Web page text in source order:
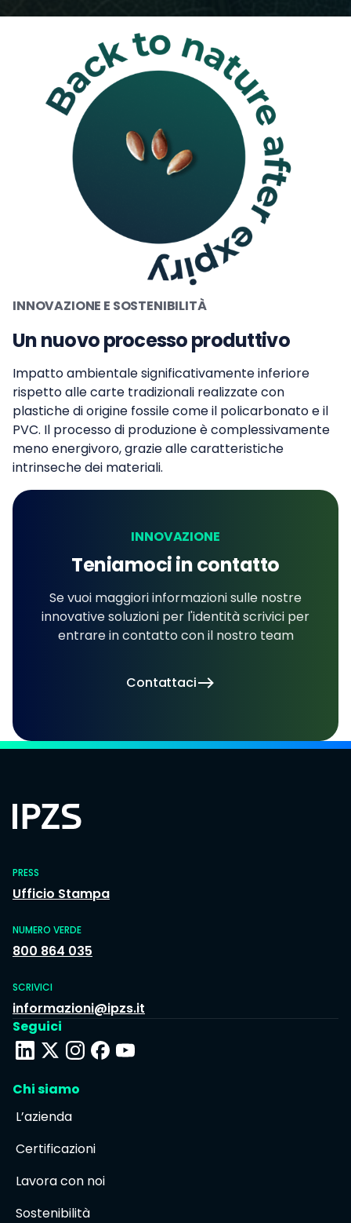
INNOVAZIONE E SOSTENIBILITÀ
Un nuovo processo produttivo
Impatto ambientale significativamente inferiore
rispetto alle carte tradizionali realizzate con
plastiche di origine fossile come il policarbonato e il
PVC. Il processo di produzione è complessivamente
meno energivoro, grazie alle caratteristiche
intrinseche dei materiali.
INNOVAZIONE
Teniamoci in contatto
Se vuoi maggiori informazioni sulle nostre
innovative soluzioni per l'identità scrivici per
entrare in contatto con il nostro team
Contattaci
PRESS
Ufficio Stampa
NUMERO VERDE
800 864 035
SCRIVICI
informazioni@ipzs.it
Seguici
Chi siamo
L’azienda
Certificazioni
Lavora con noi
Sostenibilità